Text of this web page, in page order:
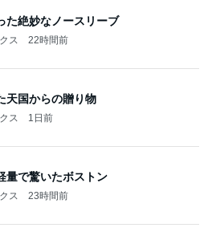
た絶妙なノースリーブ
ス 22時間前
天国からの贈り物
ス 1日前
量で驚いたボストン
ス 23時間前